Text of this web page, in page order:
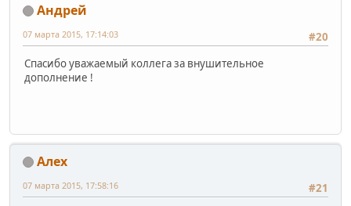
Андрей
#20
07 марта 2015, 17:14:03
Спасибо уважаемый коллега за внушительное
дополнение !
Алех
#21
07 марта 2015, 17:58:16